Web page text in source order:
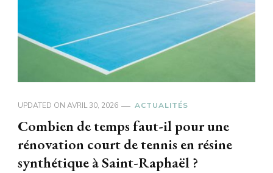
UPDATED ON AVRIL 30, 2026 ACTUALITÉS
Combien de temps faut-il pour une
rénovation court de tennis en résine
synthétique à Saint-Raphaël ?